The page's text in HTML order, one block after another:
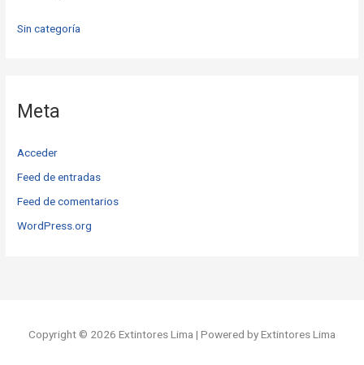
Sin categoría
Meta
Acceder
Feed de entradas
Feed de comentarios
WordPress.org
Copyright © 2026 Extintores Lima | Powered by Extintores Lima